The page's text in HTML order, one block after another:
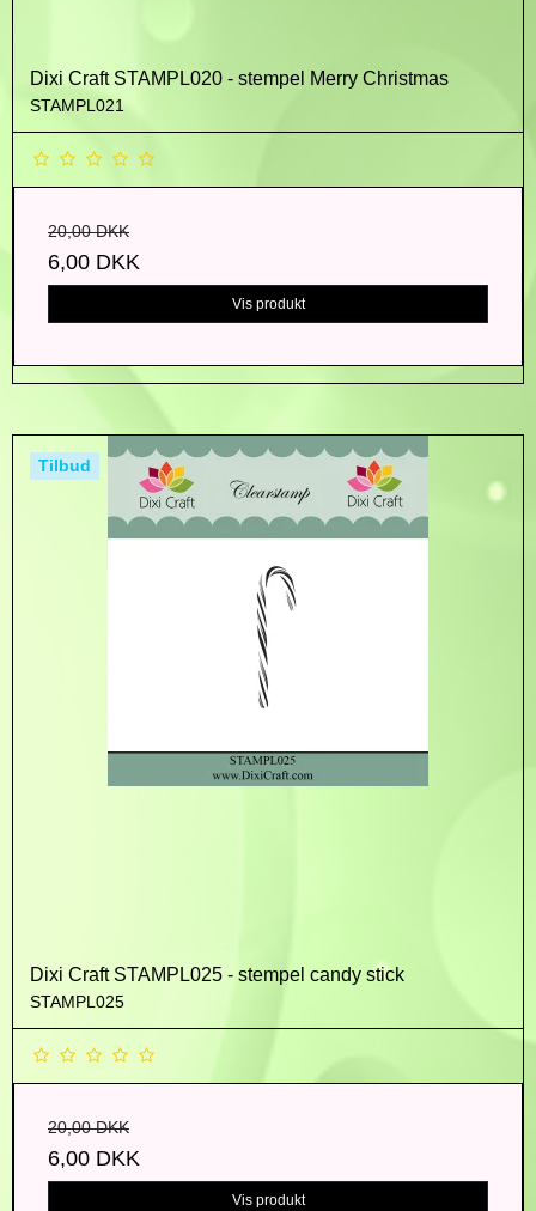
Dixi Craft STAMPL020 - stempel Merry Christmas
STAMPL021
20,00 DKK
6,00 DKK
Vis produkt
Tilbud
Dixi Craft STAMPL025 - stempel candy stick
STAMPL025
20,00 DKK
6,00 DKK
Vis produkt